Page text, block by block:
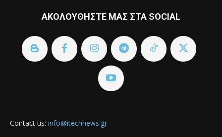
ΑΚΟΛΟΥΘΗΣΤΕ ΜΑΣ ΣΤΑ SOCIAL
Contact us: info@itechnews.gr